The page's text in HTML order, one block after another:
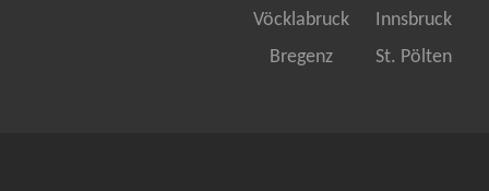
Vöcklabruck
Innsbruck
Bregenz
St. Pölten